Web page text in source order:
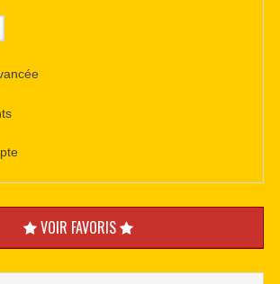
VOIR FAVORIS